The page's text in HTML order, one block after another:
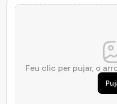
Millorador d'imatge
Eliminador de text
Retoc d'imatge per IA
Obrir al navegador
Feu clic per pujar, o